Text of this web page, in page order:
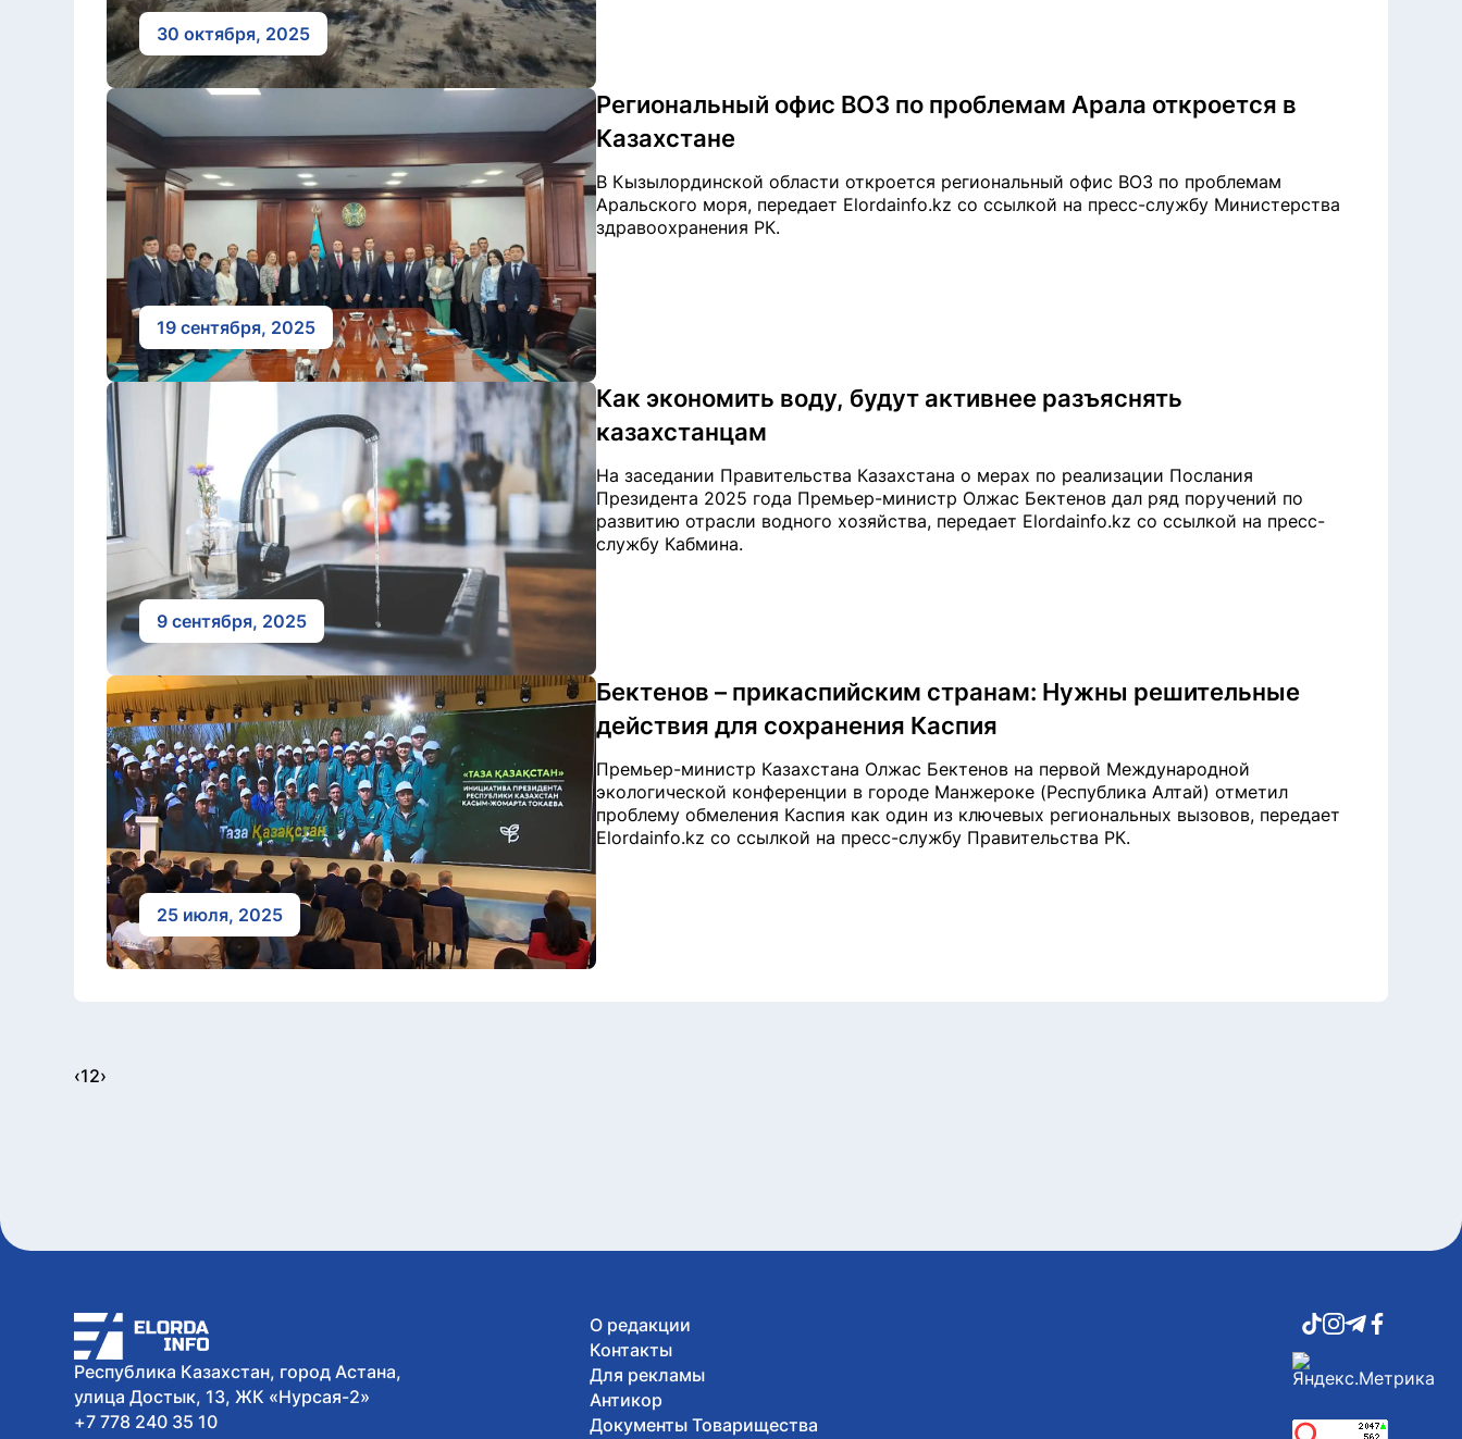
30 октября, 2025
19 сентября, 2025
Региональный офис ВОЗ по проблемам Арала откроется в
Казахстане
В Кызылординской области откроется региональный офис ВОЗ по проблемам
Аральского моря, передает Elordainfo.kz со ссылкой на пресс-службу Министерства
здравоохранения РК.
9 сентября, 2025
Как экономить воду, будут активнее разъяснять
казахстанцам
На заседании Правительства Казахстана о мерах по реализации Послания
Президента 2025 года Премьер-министр Олжас Бектенов дал ряд поручений по
развитию отрасли водного хозяйства, передает Elordainfo.kz со ссылкой на пресс-
службу Кабмина.
25 июля, 2025
Бектенов – прикаспийским странам: Нужны решительные
действия для сохранения Каспия
Премьер-министр Казахстана Олжас Бектенов на первой Международной
экологической конференции в городе Манжероке (Республика Алтай) отметил
проблему обмеления Каспия как один из ключевых региональных вызовов, передает
Elordainfo.kz со ссылкой на пресс-службу Правительства РК.
‹12›
Республика Казахстан, город Астана,
улица Достык, 13, ЖК «Нурсая-2»
+7 778 240 35 10
О редакции
Контакты
Для рекламы
Антикор
Документы Товарищества